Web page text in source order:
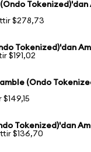
Tokenized)'dan
$278,73
Tokenized)'dan
$191,02
(Ondo
Tokenized)'dan
$136,70